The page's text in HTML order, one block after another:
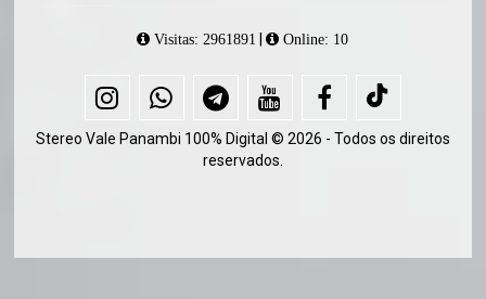
Visitas: 2961891 | Online: 10
Stereo Vale Panambi 100% Digital © 2026 - Todos os direitos
reservados.